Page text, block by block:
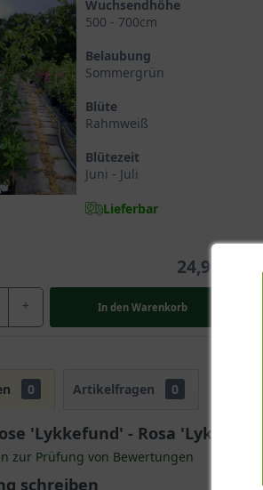
Wuchsendhöhe
500 - 700cm
Belaubung
Sommergrün
Blüte
Rahmweiß
Blütezeit
Juni - Juli
Lieferbar
24,90 €
+ In den Warenkorb
0 Artikelfragen 0
'Lykkefund' - Rosa
zur Prüfung von Bewertungen
schreiben